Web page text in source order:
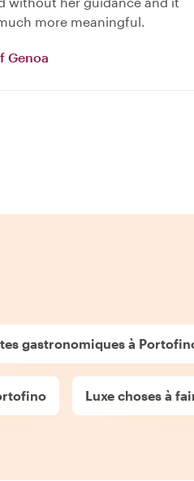
more meaningful.
Genoa
gastronomiques à
Luxe choses à